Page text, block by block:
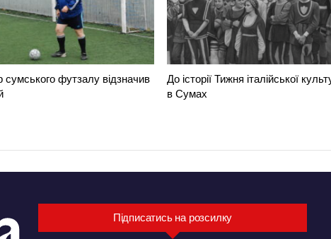
сумського футзалу відзначив
До історії Тижня італійської
в Сумах
Підписатись на розсилку